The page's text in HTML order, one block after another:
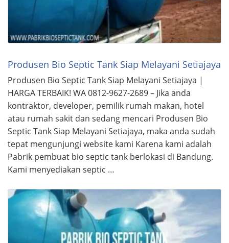
Produsen Bio Septic Tank Siap Melayani Setiajaya
Produsen Bio Septic Tank Siap Melayani Setiajaya |
HARGA TERBAIK! WA 0812-9627-2689 – Jika anda
kontraktor, developer, pemilik rumah makan, hotel
atau rumah sakit dan sedang mencari Produsen Bio
Septic Tank Siap Melayani Setiajaya, maka anda sudah
tepat mengunjungi website kami Karena kami adalah
Pabrik pembuat bio septic tank berlokasi di Bandung.
Kami menyediakan septic …